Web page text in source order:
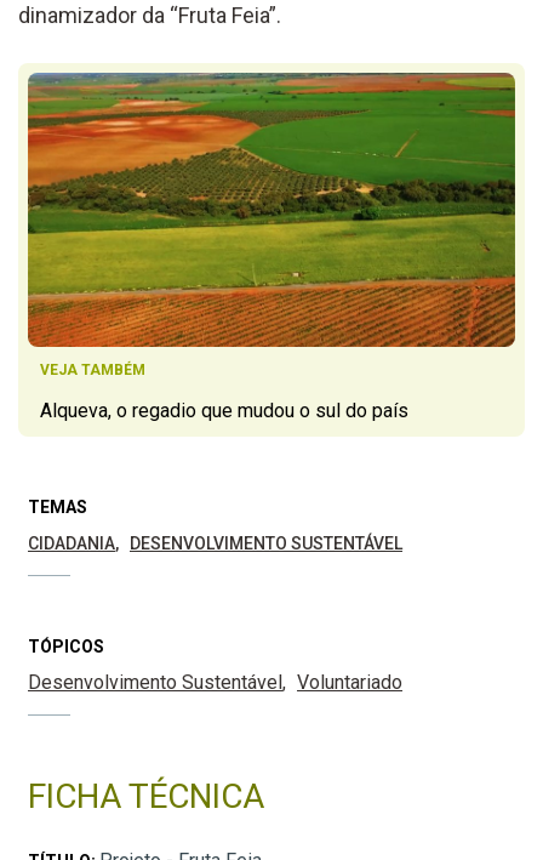
dinamizador da “Fruta Feia”.
VEJA TAMBÉM
Alqueva, o regadio que mudou o sul do país
TEMAS
CIDADANIA
DESENVOLVIMENTO SUSTENTÁVEL
TÓPICOS
Desenvolvimento Sustentável Voluntariado
FICHA TÉCNICA